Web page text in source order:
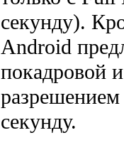
секунду).
Android
покадровой
секунду.